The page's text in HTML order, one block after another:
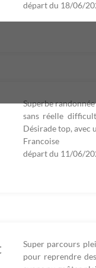
départ du 18/06/
Superbe
sans réelle
Désirade top, avec
Francoise
départ du 11/06/
Super parcours
pour reprendre